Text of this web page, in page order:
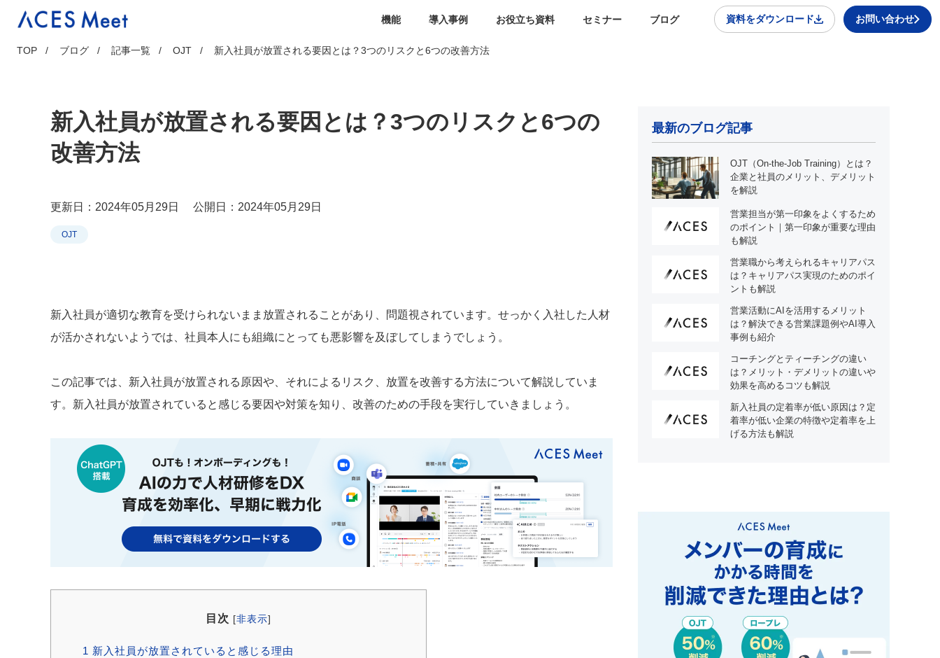
機能 導入事例 お役立ち資料 セミナー ブログ 資料をダウンロード お問い合わせ
TOP ブログ 記事一覧 OJT 新入社員が放置される要因とは？3つのリスクと6つの改善方法
新入社員が放置される要因とは？3つのリスクと6つの
改善方法
更新日：2024年05月29日 公開日：2024年05月29日
OJT
新入社員が適切な教育を受けられないまま放置されることがあり、問題視されています。せっかく入社した人材
が活かされないようでは、社員本人にも組織にとっても悪影響を及ぼしてしまうでしょう。
この記事では、新入社員が放置される原因や、それによるリスク、放置を改善する方法について解説していま
す。新入社員が放置されていると感じる要因や対策を知り、改善のための手段を実行していきましょう。
目次 [非表示]
1 新入社員が放置されていると感じる理由
最新のブログ記事
OJT（On-the-Job Training）とは？
企業と社員のメリット、デメリット
を解説
営業担当が第一印象をよくするため
のポイント｜第一印象が重要な理由
も解説
営業職から考えられるキャリアパス
は？キャリアパス実現のためのポイ
ントも解説
営業活動にAIを活用するメリット
は？解決できる営業課題例やAI導入
事例も紹介
コーチングとティーチングの違い
は？メリット・デメリットの違いや
効果を高めるコツも解説
新入社員の定着率が低い原因は？定
着率が低い企業の特徴や定着率を上
げる方法も解説